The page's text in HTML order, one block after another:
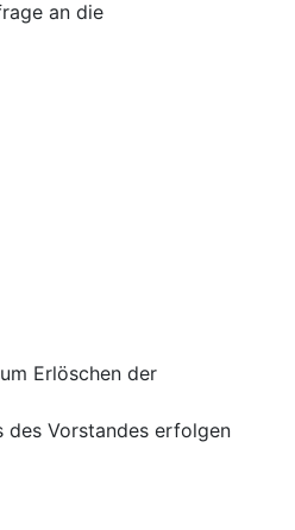
an die
Erlöschen der
des Vorstandes erfolgen